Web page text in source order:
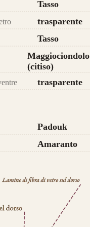
da 750€
Tasso
trasparente
Tasso
Maggiociondolo
(citiso)
trasparente
Padouk
Amaranto